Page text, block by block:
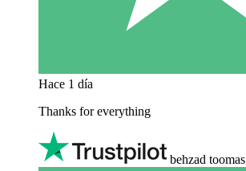
Hace 1 día
Thanks for everything
behzad toomas